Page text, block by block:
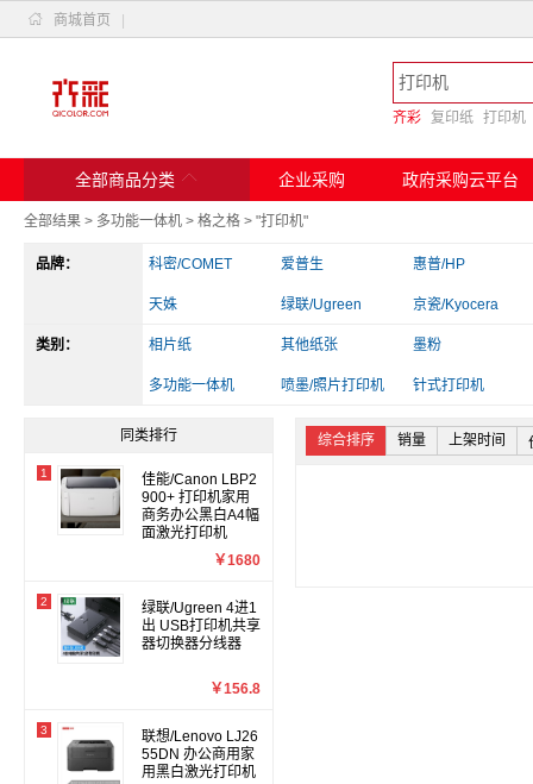
 商城首页
齐彩 复印纸 打印机
全部商品分类  企业采购 政府采购云平台
全部结果 > 多功能一体机 > 格之格 > "打印机"
品牌： 科密/COMET 爱普生 惠普/HP
天姝 绿联/Ugreen 京瓷/Kyocera
斑马 兄弟 实达
爱立熊 佳能 得力/deli
类别： 相片纸 其他纸张 墨粉
多功能一体机 喷墨/照片打印机 针式打印机
其他电脑配件 读卡器/转换器 办公收纳
同类排行
1
佳能/Canon LBP2
900+ 打印机家用
商务办公黑白A4幅
面激光打印机
￥1680
2
绿联/Ugreen 4进1
出 USB打印机共享
器切换器分线器
￥156.8
3
联想/Lenovo LJ26
55DN 办公商用家
用黑白激光打印机
综合排序 销量 上架时间